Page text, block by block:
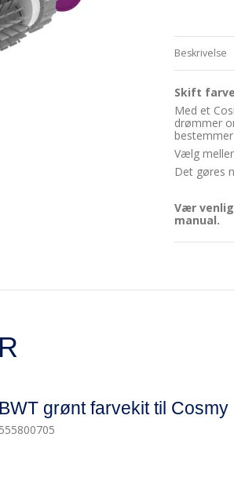
Beskrivelse
Skift
Med et
drømmer
Vælg
Det gøres
Vær
manual.
BWT grønt farvekit til Cosmy
555800705